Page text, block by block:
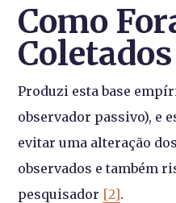
Como
Produzi esta base
observador passivo), e
evitar uma alteração
observados e também
pesquisador [2].